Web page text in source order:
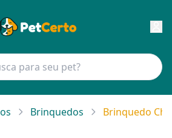
Brinquedos Brinquedo